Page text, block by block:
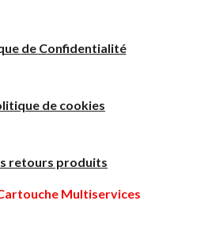
de Confidentialité
de cookies
retours produits
Multiservices